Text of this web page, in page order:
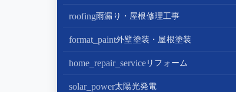
roofing雨漏り・屋根修理工事
屋根修理・屋根工事
屋根カバー工法
屋根葺き替え・葺き直し
format_paint外壁塗装・屋根塗装
外壁塗装
屋根塗装
home_repair_serviceリフォーム
キッチンリフォーム
solar_power太陽光発電